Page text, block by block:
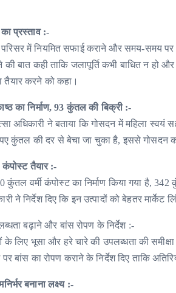
प्रस्ताव :-
परिसर में नियमित सफाई कराने और समय-समय
बात कही ताकि जलापूर्ति कभी बाधित न हो
तैयार करने को कहा।
का निर्माण, 93 कुंतल की बिक्री :-
अधिकारी ने बताया कि गोसदन में महिला स्वयं
कुंतल की दर से बेचा जा चुका है, इससे गोसदन
कंपोस्ट तैयार :-
कुंतल वर्मी कंपोस्ट का निर्माण किया गया है,
ने निर्देश दिए कि इन उत्पादों को बेहतर
बढ़ाने और बांस रोपण के निर्देश :-
लिए भूसा और हरे चारे की उपलब्धता की
बांस का रोपण कराने के निर्देश दिए ताकि
बनाना लक्ष्य :-